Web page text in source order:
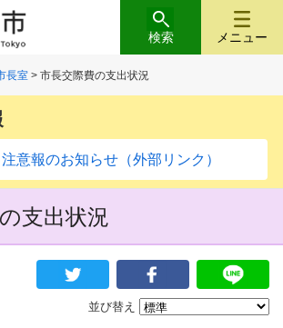
メニュー
検索
長室 > 市長交際費の支出状況
意報のお知らせ（外部リンク）
支出状況
並び替え